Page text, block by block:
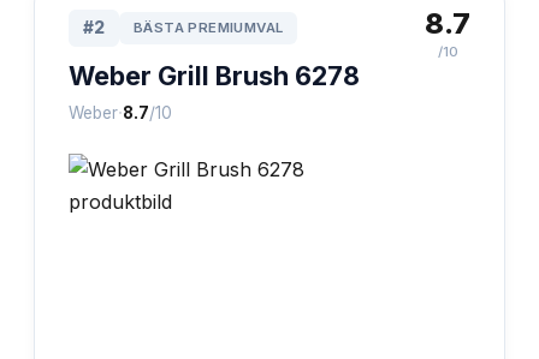
#2 BÄSTA PREMIUMVAL
Weber Grill Brush 6278
Weber·8.7/10
8.7
/10